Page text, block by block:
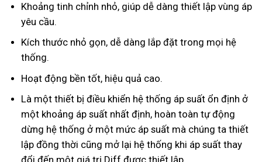
Khoảng tinh chỉnh nhỏ, giúp dễ dàng thiết lập vùng áp
yêu cầu.
Kích thước nhỏ gọn, dễ dàng lắp đặt trong mọi hệ
thống.
Hoạt động bền tốt, hiệu quả cao.
Là một thiết bị điều khiển hệ thống áp suất ổn định ở
một khoảng áp suất nhất định, hoàn toàn tự động
dừng hệ thống ở một mức áp suất mà chúng ta thiết
lập đồng thời cũng mở lại hệ thống khi áp suất thay